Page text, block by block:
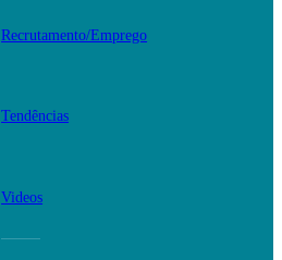
Recrutamento/Emprego
Tendências
Videos